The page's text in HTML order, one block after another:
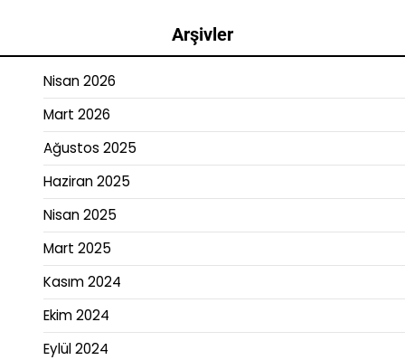
Arşivler
Nisan 2026
Mart 2026
Ağustos 2025
Haziran 2025
Nisan 2025
Mart 2025
Kasım 2024
Ekim 2024
Eylül 2024